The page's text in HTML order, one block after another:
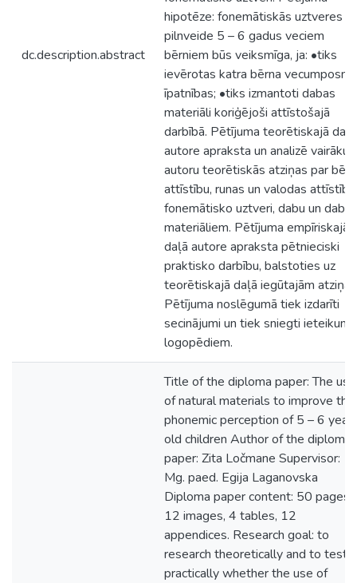
dc.description.abstract
hipotēze: fonemātiskās uztveres
pilnveide 5 – 6 gadus veciem
bērniem būs veiksmīga, ja: •tiks
ievērotas katra bērna vecumposma
īpatnības; •tiks izmantoti dabas
materiāli koriģējoši attīstošajā
darbībā. Pētījuma teorētiskajā daļā
autore apraksta un analizē vairāku
autoru teorētiskās atziņas par
attīstību, runas un valodas attīstību,
fonemātisko uztveri, dabu un dabas
materiāliem. Pētījuma empīriskajā
daļā autore apraksta pētnieciski
praktisko darbību, balstoties uz
teorētiskajā daļā iegūtajām
Pētījuma noslēgumā tiek izdarīti
secinājumi un tiek sniegti ieteikumi
logopēdiem.
Title of the diploma paper: The use
of natural materials to improve the
phonemic perception of 5 – 6
old children Author of the diploma
paper: Zita Ločmane Supervisor:
Mg. paed. Egija Laganovska
Diploma paper content: 50 pages,
12 images, 4 tables, 12
appendices. Research goal: to
research theoretically and to test
practically whether the use of